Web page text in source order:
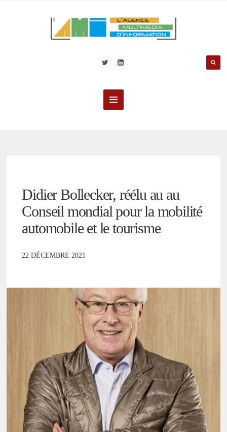
Didier Bollecker, réélu au au
Conseil mondial pour la mobilité
automobile et le tourisme
22 DÉCEMBRE 2021